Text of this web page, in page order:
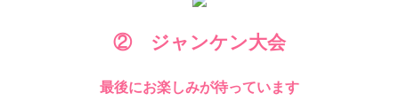
② ジャンケン大会
最後にお楽しみが待っています